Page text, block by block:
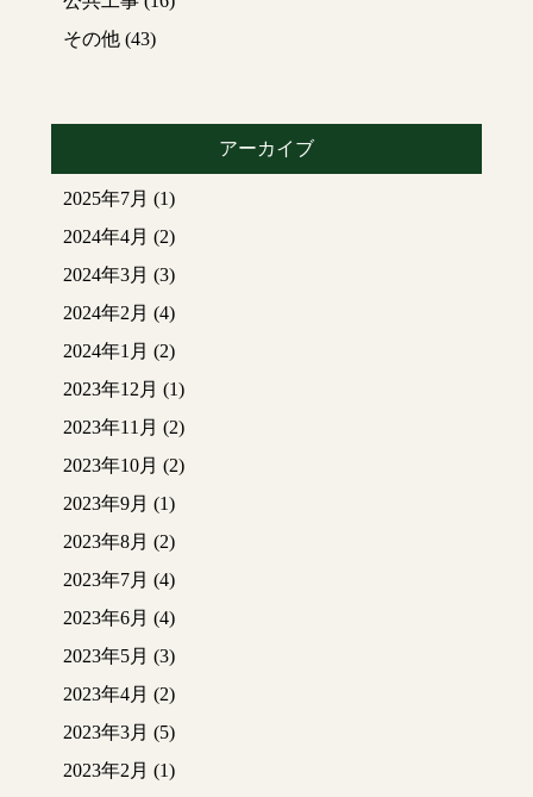
その他(43)
アーカイブ
2025年7月 (1)
2024年4月 (2)
2024年3月 (3)
2024年2月 (4)
2024年1月 (2)
2023年12月 (1)
2023年11月 (2)
2023年10月 (2)
2023年9月 (1)
2023年8月 (2)
2023年7月 (4)
2023年6月 (4)
2023年5月 (3)
2023年4月 (2)
2023年3月 (5)
2023年2月 (1)